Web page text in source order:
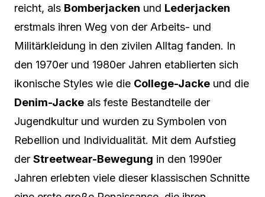
reicht, als Bomberjacken und Lederjacken
erstmals ihren Weg von der Arbeits- und
Militärkleidung in den zivilen Alltag fanden. In
den 1970er und 1980er Jahren etablierten sich
ikonische Styles wie die College-Jacke und die
Denim-Jacke als feste Bestandteile der
Jugendkultur und wurden zu Symbolen von
Rebellion und Individualität. Mit dem Aufstieg
der Streetwear-Bewegung in den 1990er
Jahren erlebten viele dieser klassischen Schnitte